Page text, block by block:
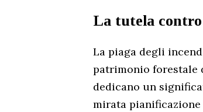
La tutela
La piaga degli
patrimonio forestale
dedicano un
mirata